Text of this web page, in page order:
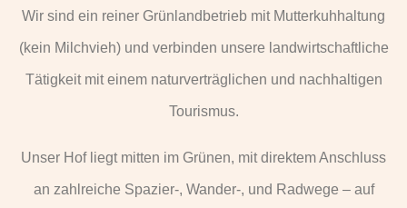
Wir sind ein reiner Grünlandbetrieb mit Mutterkuhhaltung
(kein Milchvieh) und verbinden unsere landwirtschaftliche
Tätigkeit mit einem naturverträglichen und nachhaltigen
Tourismus.
Unser Hof liegt mitten im Grünen, mit direktem Anschluss
an zahlreiche Spazier-, Wander-, und Radwege – auf